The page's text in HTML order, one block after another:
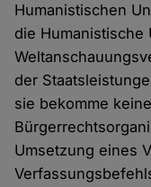
Humanistischen
die Humanistische
der
sie bekomme
Umsetzung eines